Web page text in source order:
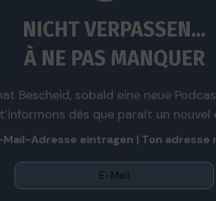
NICHT VERPASSEN...
À NE PAS MANQUER
Bescheid, sobald eine neue
dès que paraît un nouvel
Mail-Adresse eintragen | Ton adresse